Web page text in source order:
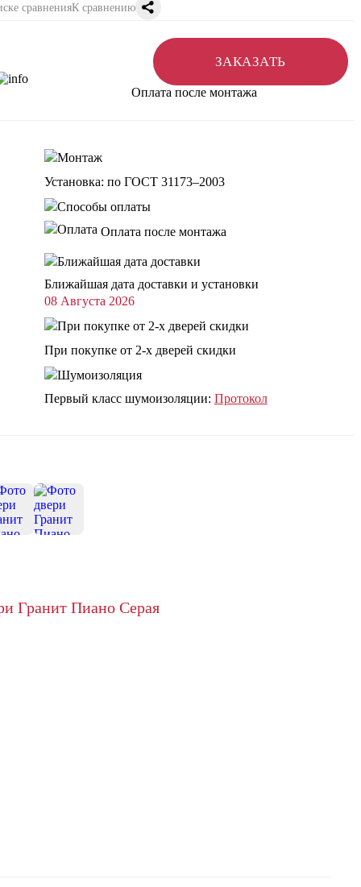
К сравнению
ЗАКАЗАТЬ
Оплата после монтажа
Установка: по ГОСТ 31173–2003
Оплата после монтажа
Ближайшая дата доставки и установки
08 Августа 2026
При покупке от 2-х дверей скидки
Первый класс шумоизоляции: Протокол
Гранит Пиано Серая